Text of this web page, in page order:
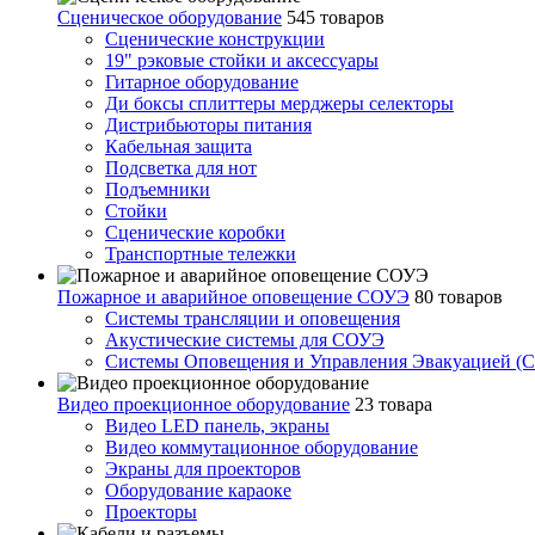
Сценическое оборудование 545 товаров
Сценические конструкции
19" рэковые стойки и аксесcуары
Гитарное оборудование
Ди боксы сплиттеры мерджеры селекторы
Дистрибьюторы питания
Кабельная защита
Подсветка для нот
Подъемники
Стойки
Сценические коробки
Транспортные тележки
Пожарное и аварийное оповещение СОУЭ 80 товаров
Cистемы трансляции и оповещения
Акустические системы для СОУЭ
Системы Оповещения и Управления Эвакуацией
Видео проекционное оборудование 23 товара
Видео LED панель, экраны
Видео коммутационное оборудование
Экраны для проекторов
Оборудование караоке
Проекторы